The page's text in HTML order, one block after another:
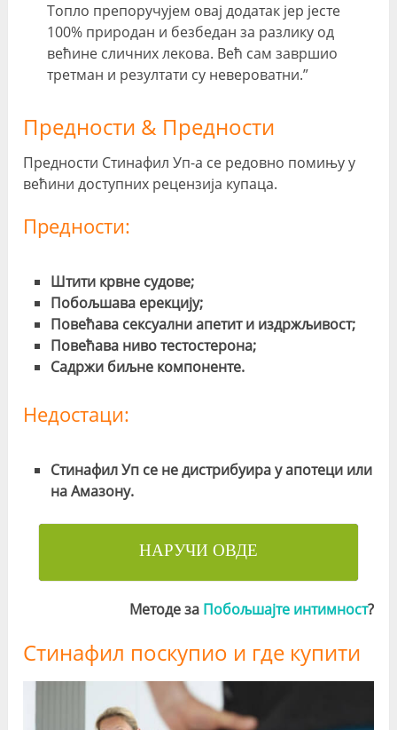
Топло препоручујем овај додатак јер јесте
100% природан и безбедан за разлику од
већине сличних лекова. Већ сам завршио
третман и резултати су невероватни.”
Предности & Предности
Предности Стинафил Уп-а се редовно помињу у
већини доступних рецензија купаца.
Предности:
Штити крвне судове;
Побољшава ерекцију;
Повећава сексуални апетит и издржљивост;
Повећава ниво тестостерона;
Садржи биљне компоненте.
Недостаци:
Стинафил Уп се не дистрибуира у апотеци или
на Амазону.
НАРУЧИ ОВДЕ
Методе за Побољшајте интимност?
Стинафил поскупио и где купити